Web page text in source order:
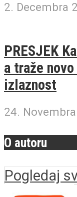
2. Decembra
PRESJEK
a traže
izlaznost
24.
O autoru
Pogledaj